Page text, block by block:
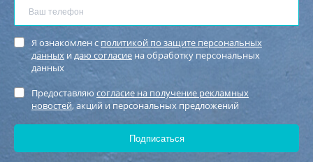
Я ознакомлен с политикой по защите персональных
данных идаю согласие на обработку персональных
данных
Предоставляю согласие на получение рекламных
новостей, акций и персональных предложений